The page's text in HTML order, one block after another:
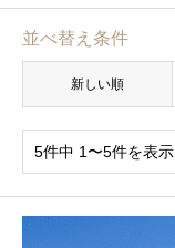
並べ替え条件
新しい順
5件中 1〜5件を表示